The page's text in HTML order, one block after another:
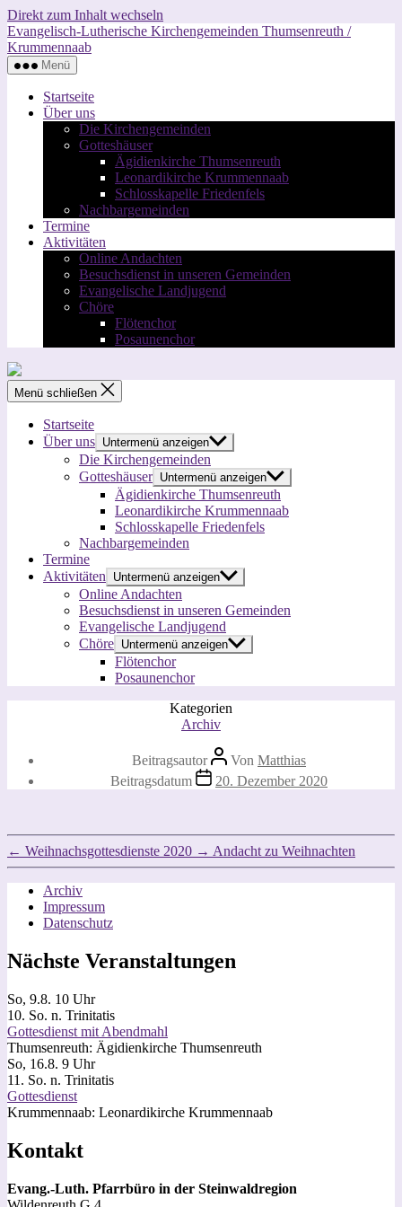
Direkt zum Inhalt wechseln
Evangelisch-Lutherische Kirchengemeinden Thumsenreuth /
Krummennaab
Menü
Startseite
Über uns
Die Kirchengemeinden
Gotteshäuser
Ägidienkirche Thumsenreuth
Leonardikirche Krummennaab
Schlosskapelle Friedenfels
Nachbargemeinden
Termine
Aktivitäten
Online Andachten
Besuchsdienst in unseren Gemeinden
Evangelische Landjugend
Chöre
Flötenchor
Posaunenchor
Menü schließen
Startseite
Über uns Untermenü anzeigen
Die Kirchengemeinden
Gotteshäuser Untermenü anzeigen
Ägidienkirche Thumsenreuth
Leonardikirche Krummennaab
Schlosskapelle Friedenfels
Nachbargemeinden
Termine
Aktivitäten
Untermenü anzeigen
Online Andachten
Besuchsdienst in unseren Gemeinden
Evangelische Landjugend
Chöre Untermenü anzeigen
Flötenchor
Posaunenchor
Kategorien
Archiv
Beitragsautor Von Matthias
Beitragsdatum
20. Dezember 2020
← Weihnachsgottesdienste 2020 → Andacht zu Weihnachten
Archiv
Impressum
Datenschutz
Nächste Veranstaltungen
So, 9.8. 10 Uhr
10. So. n. Trinitatis
Gottesdienst mit Abendmahl
Thumsenreuth: Ägidienkirche Thumsenreuth
So, 16.8. 9 Uhr
11. So. n. Trinitatis
Gottesdienst
Krummennaab: Leonardikirche Krummennaab
Kontakt
Evang.-Luth. Pfarrbüro in der Steinwaldregion